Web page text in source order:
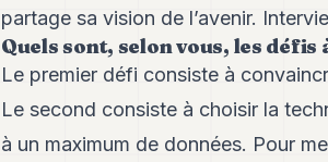
partage sa vision de l’avenir.
Quels sont, selon vous, les défis
Le premier défi consiste à
Le second consiste à choisir la
à un maximum de données. Pour